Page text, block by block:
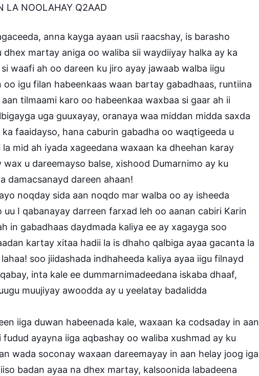
LA NOOLAHAY Q2AAD
anna kayga ayaan usii raacshay, is barasho
dhex martay aniga oo waliba sii waydiiyay halka ay ka
waafi ah oo dareen ku jiro ayay jawaab walba iigu
oo igu filan habeenkaas waan bartay gabadhaas, runtiina
tilmaami karo oo habeenkaa waxbaa si gaar ah ii
uga guuxayay, oranaya waa middan midda saxda
faaidayso, hana caburin gabadha oo waqtigeeda u
mid ah iyada xageedana waxaan ka dheehan karay
u dareemayso balse, xishood Dumarnimo ay ku
damacsanayd dareen ahaan!
noqday sida aan noqdo mar walba oo ay isheeda
I qabanayay darreen farxad leh oo aanan cabiri Karin
in gabadhaas daydmada kaliya ee ay xagayga soo
kartay xitaa hadii la is dhaho qalbiga ayaa gacanta la
soo jiidashada indhaheeda kaliya ayaa iigu filnayd
inta kale ee dummarnimadeedana iskaba dhaaf,
muujiyay awoodda ay u yeelatay badalidda
iiga duwan habeenada kale, waxaan ka codsaday in aan
ayayna iiga aqbashay oo waliba xushmad ay ku
wada soconay waxaan dareemayay in aan helay joog iga
badan ayaa na dhex martay, kalsoonida labadeena